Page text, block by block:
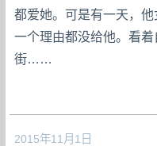
都爱她。可是有一天，
一个理由都没给他。看
街……
2015年11月1日